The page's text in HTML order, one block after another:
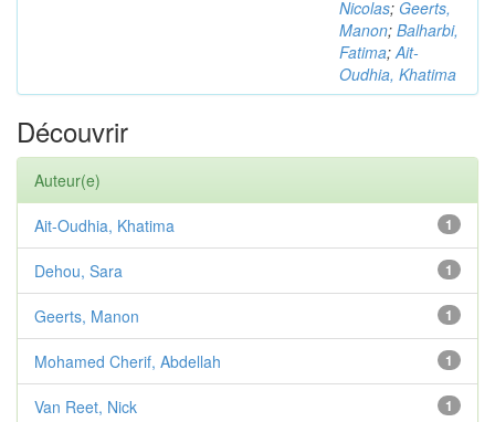
Nicolas; Geerts,
Manon; Balharbi,
Fatima;Ait-
Oudhia, Khatima
Découvrir
Auteur(e)
1
Ait-Oudhia, Khatima
1
Dehou, Sara
1
Geerts, Manon
1
Mohamed Cherif, Abdellah
1
Van Reet, Nick